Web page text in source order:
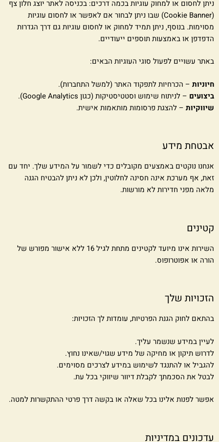
ניתן לחסום או למחוק עוגיות בכמה דרכים: בכניסה לאתר יוצג חלון צף
(Cookie Banner) שבו ניתן לבחור אם לאפשר או לחסום עוגיות
מסוימות. בנוסף, ניתן תמיד למחוק או לחסום עוגיות גם דרך הגדרות
הדפדפן או באמצעות תוספים ייעודיים.
באתר עשויים לפעול סוגי העוגיות הבאים:
חיוניות – הכרחיות לתפקוד האתר (למשל התחברות).
ביצועים – לניתוח שימוש וסטטיסטיקות (כגון Google Analytics).
שיווקיות – להצגת פרסומות מותאמות אישית.
אבטחת מידע
אנחנו נוקטים באמצעים מקובלים כדי לשמור על המידע שלך. יחד עם
זאת, אף מערכת אינה חסינה לחלוטין, ולכן לא ניתן להבטיח הגנה
מלאה מפני חדירות לא מורשות.
קטינים
השירות אינו מיועד לקטינים מתחת לגיל 16 ללא אישור מפורש של
הורה או אפוטרופוס.
הזכויות שלך
בהתאם לחוק הגנת הפרטיות, עומדות לך הזכויות:
לעיין במידע שנשמר עליך.
לדרוש תיקון או מחיקה של מידע שגוי/שאינו נחוץ.
להגביל או להתנגד לשימוש במידע לצרכים מסוימים.
לבטל את הסכמתך לקבלת דיוור שיווקי בכל עת.
אפשר לפנות אלינו בכל שאלה או בקשה דרך פרטי ההתקשרות למטה.
עדכונים במדיניות